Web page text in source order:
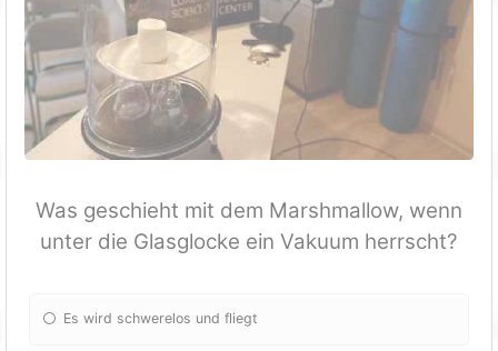
Was geschieht mit dem Marshmallow, wenn
unter die Glasglocke ein Vakuum herrscht?
Es wird schwerelos und fliegt